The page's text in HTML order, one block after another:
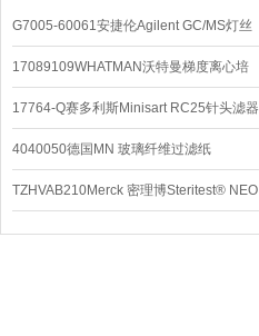
G7005-60061安捷伦Agilent GC/MS灯丝
配件
17089109WHATMAN沃特曼梯度离心培
养基
17764-Q赛多利斯Minisart RC25针头滤器
4040050德国MN 玻璃纤维过滤纸
TZHVAB210Merck 密理博Steritest® NEO
设备